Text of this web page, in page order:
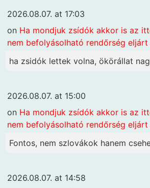
2026.08.07. at 17:03
on Ha mondjuk zsídók akkor is az
nem befolyásolható rendőrség eljárt
ha zsidók lettek volna, ökörállat
2026.08.07. at 15:00
on Ha mondjuk zsídók akkor is az
nem befolyásolható rendőrség eljárt
Fontos, nem szlovákok hanem
2026.08.07. at 14:58